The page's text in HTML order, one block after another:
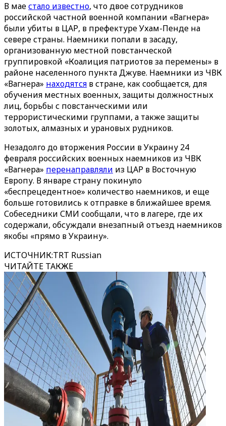
В маестало известно, что двое сотрудников
российской частной военной компании «Вагнера»
были убиты в ЦАР, в префектуре Ухам-Пенде на
севере страны. Наемники попали в засаду,
организованную местной повстанческой
группировкой «Коалиция патриотов за перемены» в
районе населенного пункта Джуве. Наемники из ЧВК
«Вагнера» находятся в стране, как сообщается, для
обучения местных военных, защиты должностных
лиц, борьбы с повстанческими или
террористическими группами, а также защиты
золотых, алмазных и урановых рудников.
Незадолго до вторжения России в Украину 24
февраля российских военных наемников из ЧВК
«Вагнера» перенаправляли из ЦАР в Восточную
Европу. В январе страну покинуло
«беспрецедентное» количество наемников, и еще
больше готовились к отправке в ближайшее время.
Собеседники СМИ сообщали, что в лагере, где их
содержали, обсуждали внезапный отъезд наемников
якобы «прямо в Украину».
ИСТОЧНИК:TRT Russian
ЧИТАЙТЕ ТАКЖЕ